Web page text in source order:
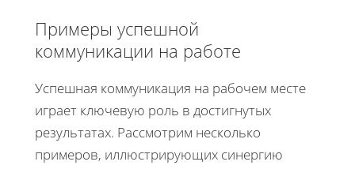
Примеры успешной
коммуникации на работе
Успешная коммуникация на рабочем месте
играет ключевую роль в достигнутых
результатах. Рассмотрим несколько
примеров, иллюстрирующих синергию